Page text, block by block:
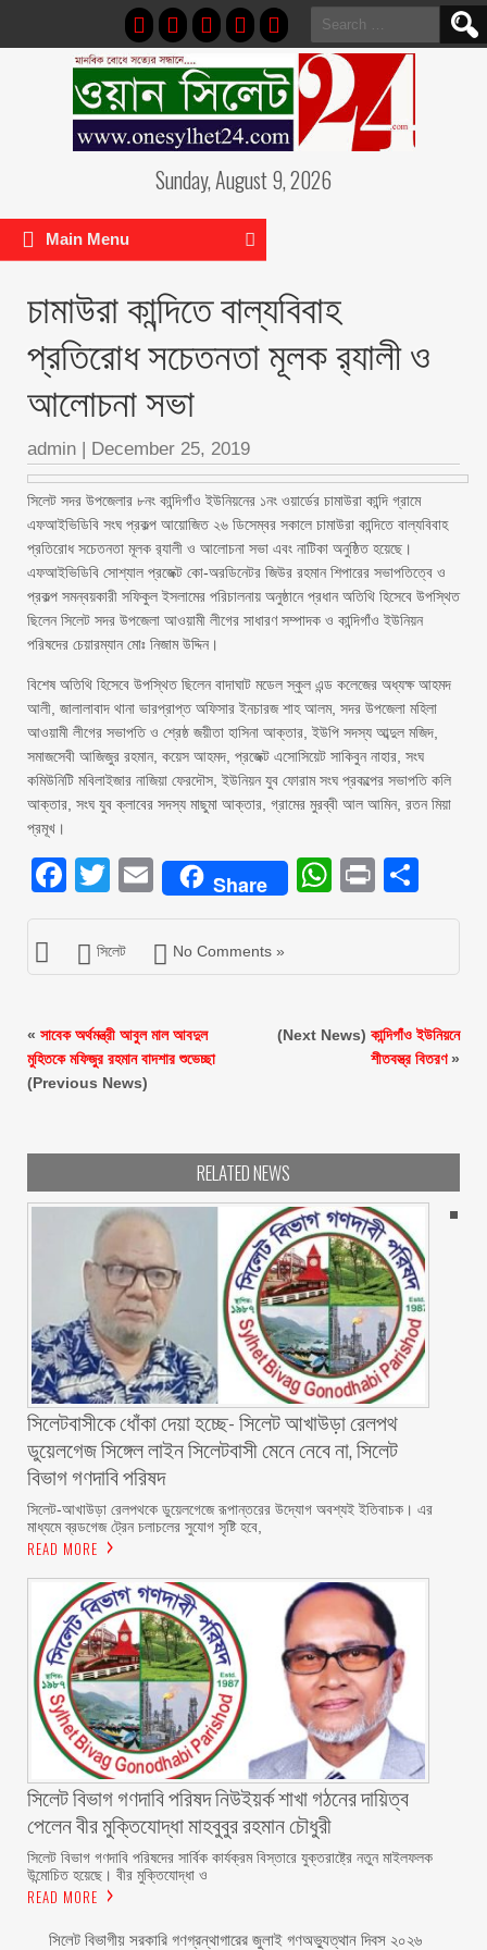
Search
for:
Sunday, August 9, 2026
Main Menu
চামাউরা কান্দিতে বাল্যবিবাহ
প্রতিরোধ সচেতনতা মূলক র‍্যালী ও
আলোচনা সভা
admin | December 25, 2019
সিলেট সদর উপজেলার ৮নং কান্দিগাঁও ইউনিয়নের ১নং ওয়ার্ডের চামাউরা কান্দি গ্রামে
এফআইভিডিবি সংঘ প্রকল্প আয়োজিত ২৬ ডিসেম্বর সকালে চামাউরা কান্দিতে বাল্যবিবাহ
প্রতিরোধ সচেতনতা মূলক র‍্যালী ও আলোচনা সভা এবং নাটিকা অনুষ্ঠিত হয়েছে।
এফআইভিডিবি সোশ্যাল প্রজেক্ট কো-অরডিনেটর জিউর রহমান শিপারের সভাপতিত্বে ও
প্রকল্প সমন্বয়কারী সফিকুল ইসলামের পরিচালনায় অনুষ্ঠানে প্রধান অতিথি হিসেবে উপস্থিত
ছিলেন সিলেট সদর উপজেলা আওয়ামী লীগের সাধারণ সম্পাদক ও কান্দিগাঁও ইউনিয়ন
পরিষদের চেয়ারম্যান মোঃ নিজাম উদ্দিন।
বিশেষ অতিথি হিসেবে উপস্থিত ছিলেন বাদাঘাট মডেল স্কুল এন্ড কলেজের অধ্যক্ষ আহমদ
আলী, জালালাবাদ থানা ভারপ্রাপ্ত অফিসার ইনচারজ শাহ আলম, সদর উপজেলা মহিলা
আওয়ামী লীগের সভাপতি ও শ্রেষ্ঠ জয়ীতা হাসিনা আক্তার, ইউপি সদস্য আব্দুল মজিদ,
সমাজসেবী আজিজুর রহমান, কয়েস আহমদ, প্রজেক্ট এসোসিয়েট সাকিবুন নাহার, সংঘ
কমিউনিটি মবিলাইজার নাজিয়া ফেরদৌস, ইউনিয়ন যুব ফোরাম সংঘ প্রকল্পের সভাপতি কলি
আক্তার, সংঘ যুব ক্লাবের সদস্য মাছুমা আক্তার, গ্রামের মুরব্বী আল আমিন, রতন মিয়া
প্রমূখ।
Facebook
Twitter
EmailShare Print
সিলেট No Comments »
« সাবেক অর্থমন্ত্রী আবুল মাল আবদুল
মুহিতকে মফিজুর রহমান বাদশার শুভেচ্ছা
(Previous News)
(Next News) কান্দিগাঁও ইউনিয়নে
শীতবস্ত্র বিতরণ»
RELATED NEWS
‎সিলেটবাসীকে ধোঁকা দেয়া হচ্ছে- সিলেট আখাউড়া রেলপথ
ডুয়েলগেজ সিঙ্গেল লাইন সিলেটবাসী মেনে নেবে না, সিলেট
বিভাগ গণদাবি পরিষদ
‎​সিলেট-আখাউড়া রেলপথকে ডুয়েলগেজে রূপান্তরের উদ্যোগ অবশ্যই ইতিবাচক। এর
মাধ্যমে ব্রডগেজ ট্রেন চলাচলের সুযোগ সৃষ্টি হবে,
READ MORE
সিলেট বিভাগ গণদাবি পরিষদ নিউইয়র্ক শাখা গঠনের দায়িত্ব
পেলেন বীর মুক্তিযোদ্ধা মাহবুবুর রহমান চৌধুরী ‎ ‎
‎সিলেট বিভাগ গণদাবি পরিষদের সার্বিক কার্যক্রম বিস্তারে যুক্তরাষ্ট্রে নতুন মাইলফলক
উন্মোচিত হয়েছে। বীর মুক্তিযোদ্ধা ও
READ MORE
সিলেট বিভাগীয় সরকারি গণগ্রন্থাগারের জুলাই গণঅভ্যুত্থান দিবস ২০২৬